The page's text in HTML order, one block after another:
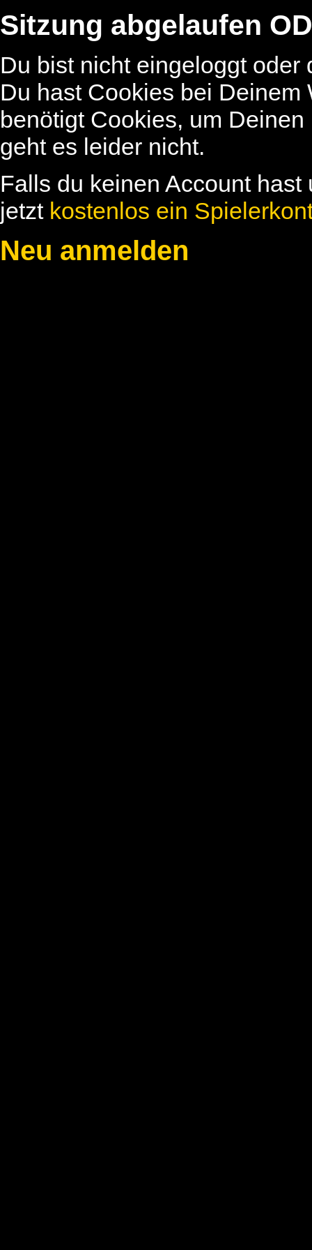
Sitzung abgelaufen
Du bist nicht eingeloggt
Du hast Cookies bei
benötigt Cookies, um
geht es leider nicht.
Falls du keinen Account
jetzt kostenlos ein
Neu anmelden